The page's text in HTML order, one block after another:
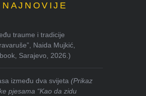
NAJNOVIJE
traume i tradicije
Naida Mujkić,
Sarajevo, 2026.)
između dva svijeta(Prikaz
pjesama “Kao da zidu